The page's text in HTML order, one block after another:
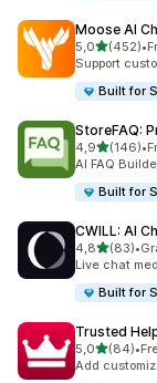
Moose AI
5,0av 5(452)
Totalt 452 •
Support
Built for
StoreFAQ:
4,9av 5(146)
Totalt 146 •
AI FAQ
Built for
CWILL: AI
4,8av 5(83)
Totalt 83 •
Live chat
Built for
Trusted
5,0av 5(84)
Totalt 84 •
Add